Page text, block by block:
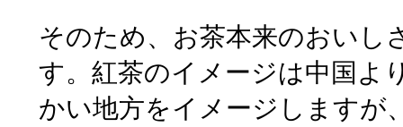
そのため、お茶本来のおいし
す。紅茶のイメージは中国よ
かい地方をイメージしますが